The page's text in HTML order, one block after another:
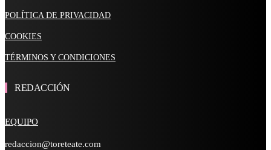
POLÍTICA DE PRIVACIDAD
COOKIES
TÉRMINOS Y CONDICIONES
REDACCIÓN
EQUIPO
redaccion@toreteate.com